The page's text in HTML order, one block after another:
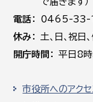
電話
0465-33-
休み
土､日､祝日
開庁時間
平日8
市役所へのアクセ